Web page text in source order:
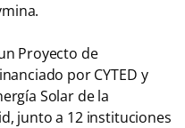
Proyecto de
por CYTED y
Solar de la
junto a 12 instituciones